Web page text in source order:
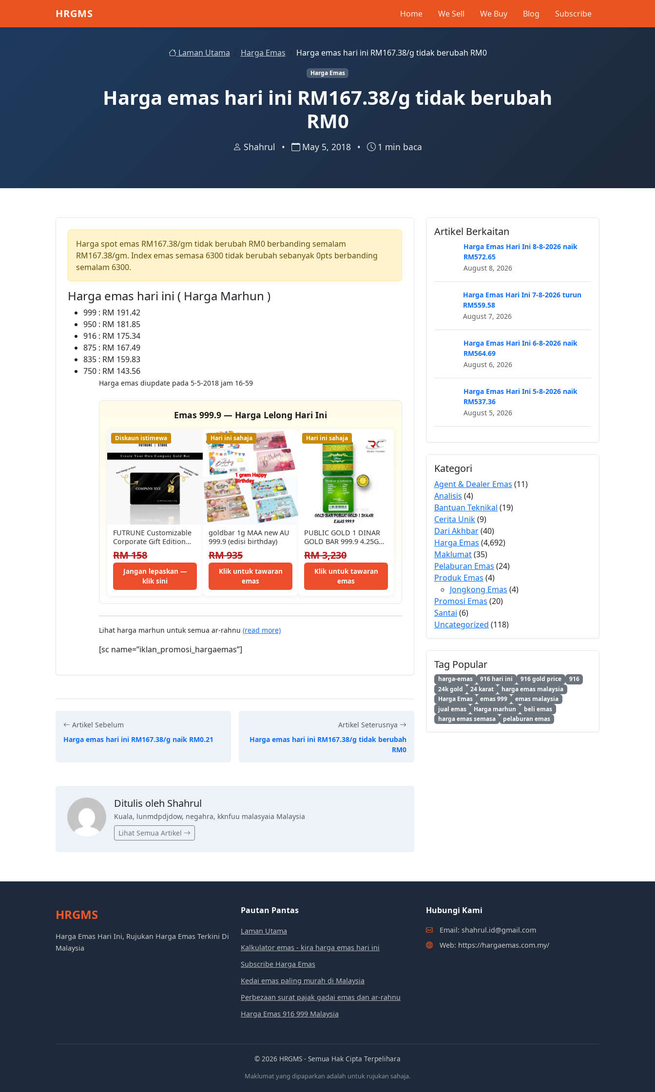
HRGMS Home We Sell We Buy Blog Subscribe
Laman Utama Harga Emas Harga emas hari ini RM167.38/g tidak berubah RM0
Harga Emas
Harga emas hari ini RM167.38/g tidak berubah
RM0
Shahrul • May 5, 2018 • 1 min baca
Harga spot emas RM167.38/gm tidak berubah RM0 berbanding semalam
RM167.38/gm. Index emas semasa 6300 tidak berubah sebanyak 0pts berbanding
semalam 6300.
Harga emas hari ini ( Harga Marhun )
999 : RM 191.42
950 : RM 181.85
916 : RM 175.34
875 : RM 167.49
835 : RM 159.83
750 : RM 143.56
Harga emas diupdate pada 5-5-2018 jam 16-59
Emas 999.9 — Harga Lelong Hari Ini
Diskaun istimewa
FUTRUNE Customizable
Corporate Gift Edition
999.9/24K Premium
Shaped Gold Bar
RM 158
Jangan lepaskan —
klik sini
Hari ini sahaja
goldbar 1g MAA new AU
999.9 (edisi birthday)
RM 935
Klik untuk tawaran
emas
Hari ini sahaja
PUBLIC GOLD 1 DINAR
GOLD BAR 999.9 4.25GM
GOLD BAR 999.9 FINE…
RM 3,230
Klik untuk tawaran
emas
Lihat harga marhun untuk semua ar-rahnu (read more)
[sc name=”iklan_promosi_hargaemas”]
Artikel Sebelum
Harga emas hari ini RM167.38/g naik RM0.21
Artikel Seterusnya
Harga emas hari ini RM167.38/g tidak berubah
RM0
Ditulis oleh Shahrul
Kuala, lunmdpdjdow, negahra, kknfuu malasyaia Malaysia
Lihat Semua Artikel
Artikel Berkaitan
Harga Emas Hari Ini 8-8-2026 naik
RM572.65
August 8, 2026
Harga Emas Hari Ini 7-8-2026 turun
RM559.58
August 7, 2026
Harga Emas Hari Ini 6-8-2026 naik
RM564.69
August 6, 2026
Harga Emas Hari Ini 5-8-2026 naik
RM537.36
August 5, 2026
Kategori
Agent & Dealer Emas (11)
Analisis (4)
Bantuan Teknikal (19)
Cerita Unik(9)
Dari Akhbar(40)
Harga Emas (4,692)
Maklumat(35)
Pelaburan Emas (24)
Produk Emas (4)
Jongkong Emas (4)
Promosi Emas (20)
Santai (6)
Uncategorized (118)
Tag Popular
harga-emas 916 hari ini 916 gold price
916
24k gold
24 karat
harga emas malaysia
Harga Emas
emas 999
emas malaysia
jual emas
Harga marhun
beli emas
harga emas semasa
pelaburan emas
HRGMS
Harga Emas Hari Ini, Rujukan Harga Emas Terkini Di
Malaysia
Pautan Pantas
Laman Utama
Kalkulator emas - kira harga emas hari ini
Subscribe Harga Emas
Kedai emas paling murah di Malaysia
Perbezaan surat pajak gadai emas dan ar-rahnu
Harga Emas 916 999 Malaysia
Hubungi Kami
Email: shahrul.id@gmail.com
Web: https://hargaemas.com.my/
© 2026 HRGMS - Semua Hak Cipta Terpelihara
Maklumat yang dipaparkan adalah untuk rujukan sahaja.